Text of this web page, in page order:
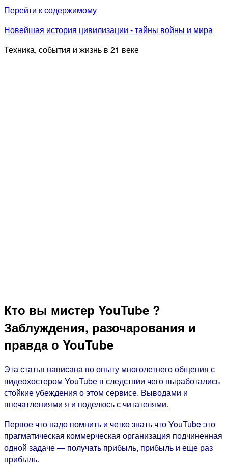
Перейти к содержимому
Новейшая история цивилизации - тайны войны и мира
Техника, события и жизнь в 21 веке
Кто вы мистер YouTube ?
Заблуждения, разочарования и
правда о YouTube
Эта статья написана по опыту многолетнего общения с
видеохостером YouTube в следствии чего выработались
стойкие убеждения о этом сервисе. Выводами и
впечатлениями я и поделюсь с читателями.
Первое что надо помнить и четко знать что YouTube это
прагматическая коммерческая организация подчиненная
одной задаче — получать прибыль, прибыль и еще раз
прибыль.